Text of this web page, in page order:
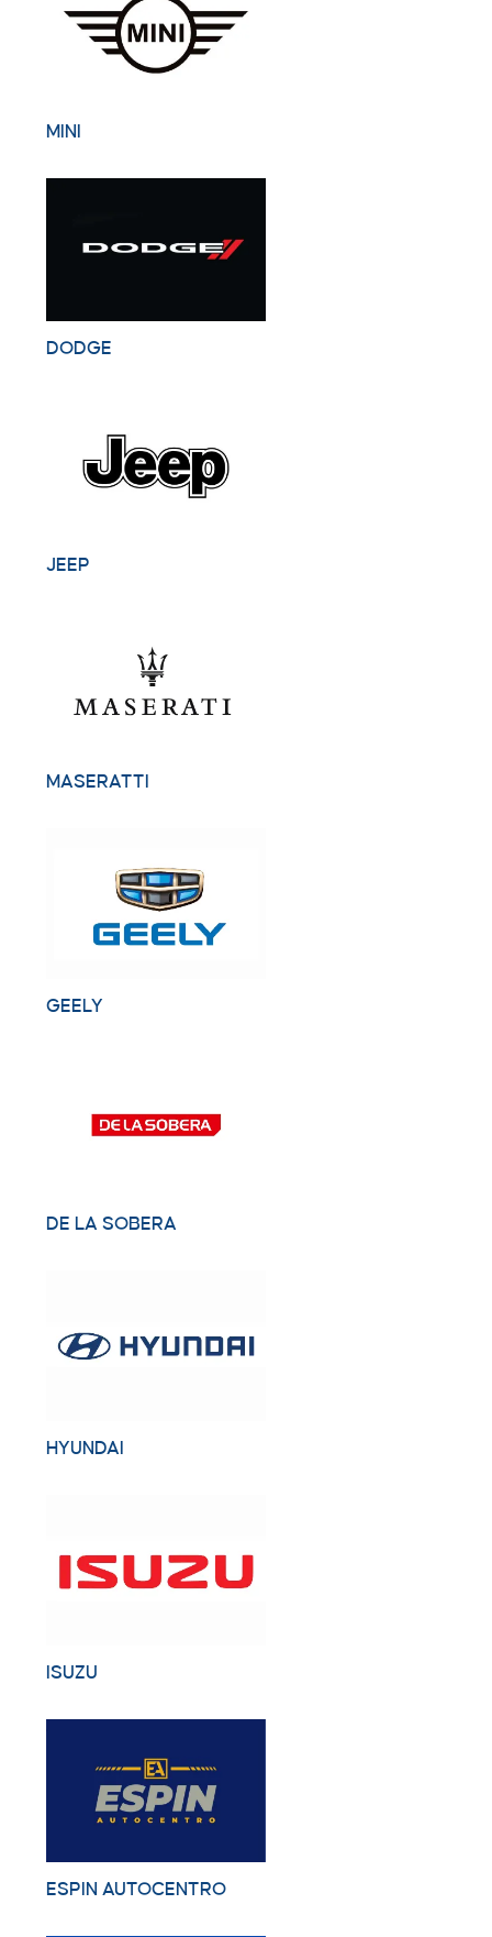
MINI
DODGE
JEEP
MASERATTI
GEELY
DE LA SOBERA
HYUNDAI
ISUZU
ESPIN AUTOCENTRO